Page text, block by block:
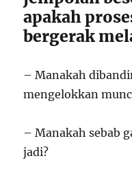
apakah
bergerak
– Manakah
mengelokkan
– Manakah sebab
jadi?